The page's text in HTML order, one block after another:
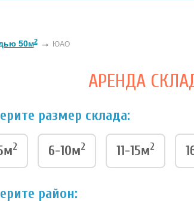
50м2→ ЮАО
АРЕНДА
размер склада:
2 6-10м2 11-15м2
район: